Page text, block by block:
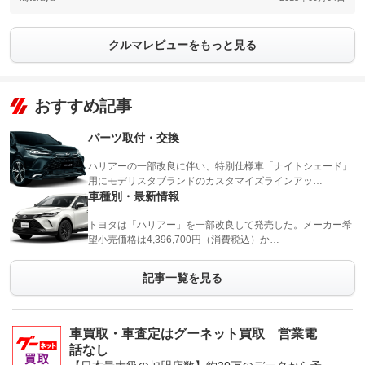
クルマレビューをもっと見る
おすすめ記事
パーツ取付・交換
ハリアーの一部改良に伴い、特別仕様車「ナイトシェード」
用にモデリスタブランドのカスタマイズラインアッ…
車種別・最新情報
トヨタは「ハリアー」を一部改良して発売した。メーカー希
望小売価格は4,396,700円（消費税込）か…
記事一覧を見る
車買取・車査定はグーネット買取 営業電
話なし